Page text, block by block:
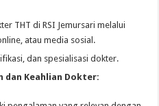
THT di RSI Jemursari melalui
atau media sosial.
dan spesialisasi dokter.
dan Keahlian Dokter: